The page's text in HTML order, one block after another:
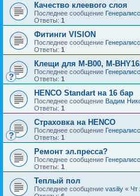
Качество клеевого слоя
Последнее сообщение
Ответы: 1
Фитинги VISION
Последнее сообщение
Ответы: 1
Клещи для М-В00, M-
Последнее сообщение
Ответы: 1
HENCO Standart на 16 бар
Последнее сообщение Вадим
Ответы: 1
Страховка на HENCO
Последнее сообщение
Ответы: 1
Ремонт эл.пресса?
Последнее сообщение
Ответы: 1
Теплый пол
Последнее сообщение vasiliy « Чт